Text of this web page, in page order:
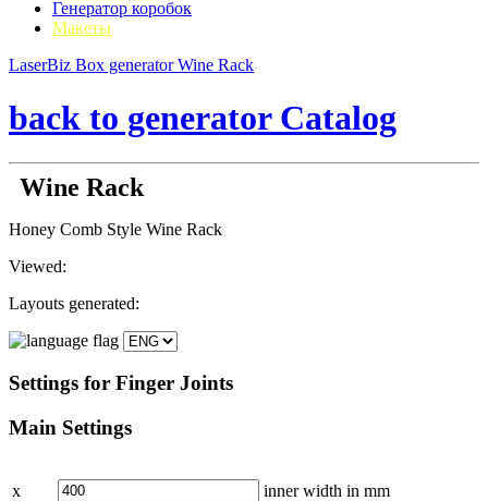
Генератор коробок
Макеты
LaserBiz Box generator Wine Rack
back to generator Catalog
Wine Rack
Honey Comb Style Wine Rack
Viewed:
Layouts generated:
Settings for Finger Joints
Main Settings
x inner width in mm